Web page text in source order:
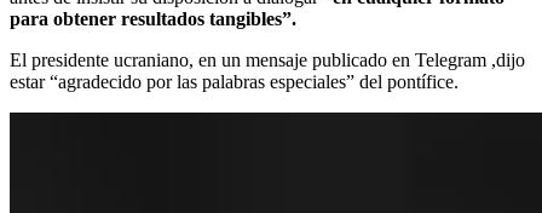
para obtener resultados tangibles”.
El presidente ucraniano, en un mensaje publicado en Telegram ,dijo
estar “agradecido por las palabras especiales” del pontífice.